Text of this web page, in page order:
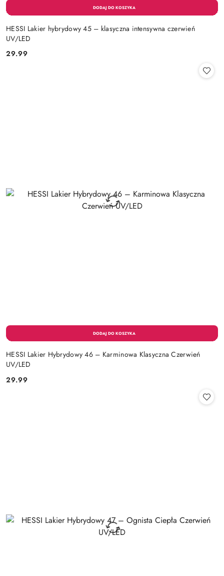
HESSI Lakier hybrydowy 45 – klasyczna intensywna czerwień
UV/LED
Cena:
29.99
HESSI Lakier Hybrydowy 46 – Karminowa Klasyczna Czerwień
UV/LED
Cena:
29.99